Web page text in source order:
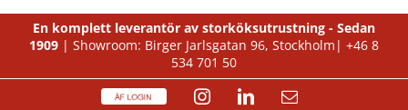
Fortsätt
innehållet
En komplett leverantör av storköksutrustning - Sedan
1909 | Showroom: Birger Jarlsgatan 96, Stockholm| +46 8
534 701 50
ÅF
InstagramLinkedIn
E-